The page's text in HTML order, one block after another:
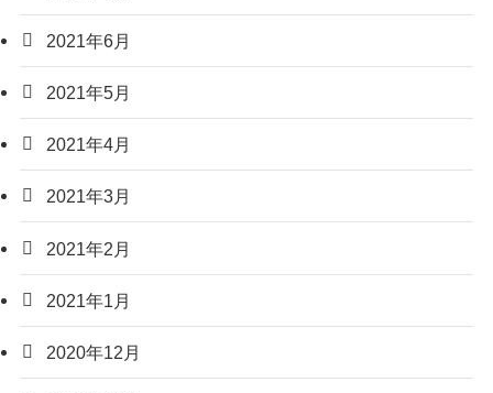
2021年6月
2021年5月
2021年4月
2021年3月
2021年2月
2021年1月
2020年12月